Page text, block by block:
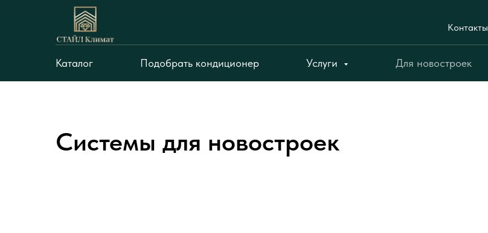
Контакты
Каталог Подобрать кондиционер Услуги Для новостроек
Системы для новостроек